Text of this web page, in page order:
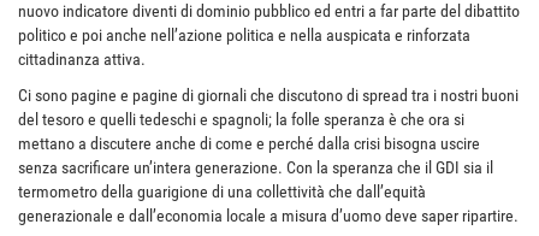
nuovo indicatore diventi di dominio pubblico ed entri a far parte del dibattito
politico e poi anche nell’azione politica e nella auspicata e rinforzata
cittadinanza attiva.
Ci sono pagine e pagine di giornali che discutono di spread tra i nostri buoni
del tesoro e quelli tedeschi e spagnoli; la folle speranza è che ora si
mettano a discutere anche di come e perché dalla crisi bisogna uscire
senza sacrificare un’intera generazione. Con la speranza che il GDI sia il
termometro della guarigione di una collettività che dall’equità
generazionale e dall’economia locale a misura d’uomo deve saper ripartire.